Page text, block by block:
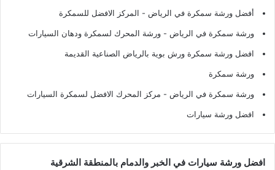
أفضل ورشة سمكرة في الرياض - المركز الافضل للسمكرة
ورشة سمكرة في الرياض - ورشة المحرك لسمكرة ودهان السيارات
افضل ورشة سمكرة ورش بوية بالرياض الصناعية القديمة
ورشة سمكرة
ورشة سمكرة في الرياض - مركز المحرك الافضل لسمكرة السيارات
افضل ورشة سيارات
افضل ورشة سيارات في الخبر والدمام بالمنطقة الشرقية